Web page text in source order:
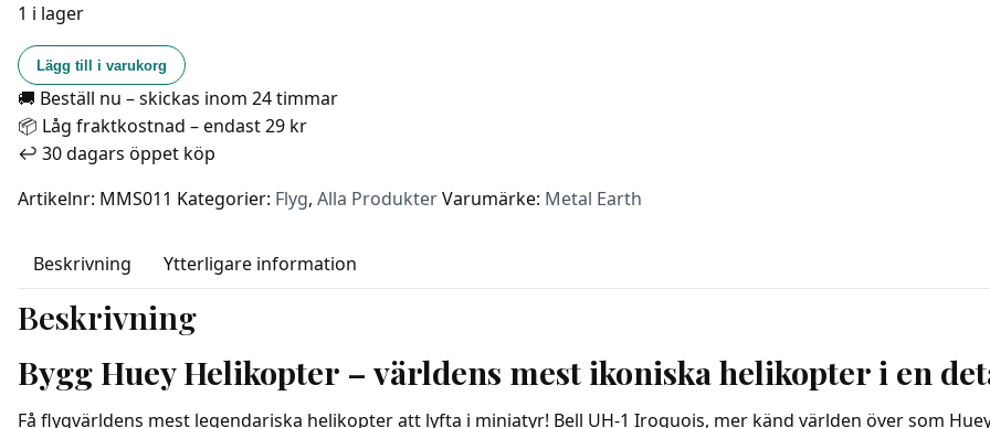
1 i lager
Metal
Earth
-
UH-
1
Huey
Lägg till i varukorg
🚚 Beställ nu – skickas inom 24 timmar
📦 Låg fraktkostnad – endast 29 kr
↩️ 30 dagars öppet köp
Artikelnr: MMS011 Kategorier: Flyg, Alla ProdukterVarumärke: Metal Earth
Beskrivning Ytterligare information
Beskrivning
Bygg Huey Helikopter – världens mest ikoniska helikopter i en
Få flygvärldens mest legendariska helikopter att lyfta i miniatyr! Bell UH-1 Iroquois, mer känd världen över som